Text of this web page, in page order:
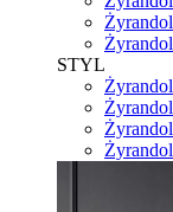
STYL